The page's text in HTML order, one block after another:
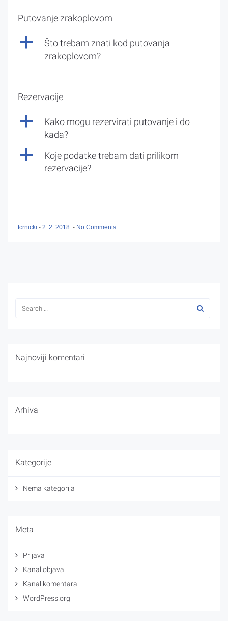
Putovanje zrakoplovom
a
Što trebam znati kod putovanja
zrakoplovom?
Rezervacije
a
Kako mogu rezervirati putovanje i do
kada?
a
Koje podatke trebam dati prilikom
rezervacije?
tcrnicki - 2. 2. 2018. - No Comments
Najnoviji komentari
Arhiva
Kategorije
Nema kategorija
Meta
Prijava
Kanal objava
Kanal komentara
WordPress.org